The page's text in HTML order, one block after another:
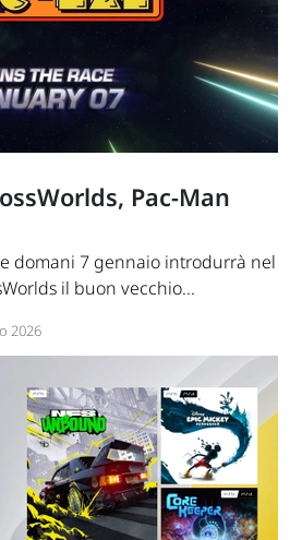
Pac-Man
domani 7 gennaio introdurrà nel
il buon vecchio...
2026